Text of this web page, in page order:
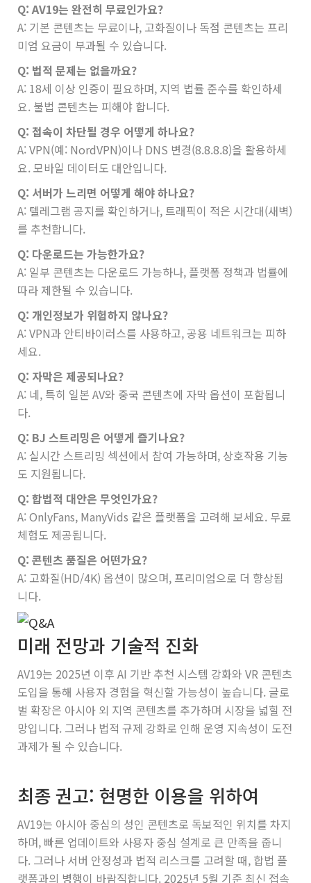
Q: AV19는 완전히 무료인가요?
A: 기본 콘텐츠는 무료이나, 고화질이나 독점 콘텐츠는 프리
미엄 요금이 부과될 수 있습니다.
Q: 법적 문제는 없을까요?
A: 18세 이상 인증이 필요하며, 지역 법률 준수를 확인하세
요. 불법 콘텐츠는 피해야 합니다.
Q: 접속이 차단될 경우 어떻게 하나요?
A: VPN(예: NordVPN)이나 DNS 변경(8.8.8.8)을 활용하세
요. 모바일 데이터도 대안입니다.
Q: 서버가 느리면 어떻게 해야 하나요?
A: 텔레그램 공지를 확인하거나, 트래픽이 적은 시간대(새벽)
를 추천합니다.
Q: 다운로드는 가능한가요?
A: 일부 콘텐츠는 다운로드 가능하나, 플랫폼 정책과 법률에
따라 제한될 수 있습니다.
Q: 개인정보가 위험하지 않나요?
A: VPN과 안티바이러스를 사용하고, 공용 네트워크는 피하
세요.
Q: 자막은 제공되나요?
A: 네, 특히 일본 AV와 중국 콘텐츠에 자막 옵션이 포함됩니
다.
Q: BJ 스트리밍은 어떻게 즐기나요?
A: 실시간 스트리밍 섹션에서 참여 가능하며, 상호작용 기능
도 지원됩니다.
Q: 합법적 대안은 무엇인가요?
A: OnlyFans, ManyVids 같은 플랫폼을 고려해 보세요. 무료
체험도 제공됩니다.
Q: 콘텐츠 품질은 어떤가요?
A: 고화질(HD/4K) 옵션이 많으며, 프리미엄으로 더 향상됩
니다.
미래 전망과 기술적 진화
AV19는 2025년 이후 AI 기반 추천 시스템 강화와 VR 콘텐츠
도입을 통해 사용자 경험을 혁신할 가능성이 높습니다. 글로
벌 확장은 아시아 외 지역 콘텐츠를 추가하며 시장을 넓힐 전
망입니다. 그러나 법적 규제 강화로 인해 운영 지속성이 도전
과제가 될 수 있습니다.
최종 권고: 현명한 이용을 위하여
AV19는 아시아 중심의 성인 콘텐츠로 독보적인 위치를 차지
하며, 빠른 업데이트와 사용자 중심 설계로 큰 만족을 줍니
다. 그러나 서버 안정성과 법적 리스크를 고려할 때, 합법 플
랫폼과의 병행이 바람직합니다. 2025년 5월 기준 최신 접속